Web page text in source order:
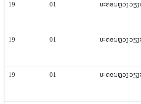
19 01 ນະຄອນຫຼວງ​ວຽງ​
19 01 ນະຄອນຫຼວງ​ວຽງ​
19 01 ນະຄອນຫຼວງ​ວຽງ​